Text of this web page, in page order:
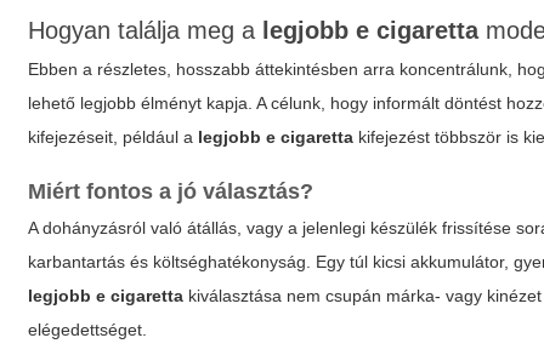
Hogyan találja meg a legjobb e cigaretta
Ebben a részletes, hosszabb áttekintésben arra koncentrálunk,
lehető legjobb élményt kapja. A célunk, hogy informált döntést
kifejezéseit, például a legjobb e cigaretta kifejezést többször is
Miért fontos a jó választás?
A dohányzásról való átállás, vagy a jelenlegi készülék frissítése
karbantartás és költséghatékonyság. Egy túl kicsi akkumulátor,
legjobb e cigaretta kiválasztása nem csupán márka- vagy
elégedettséget.